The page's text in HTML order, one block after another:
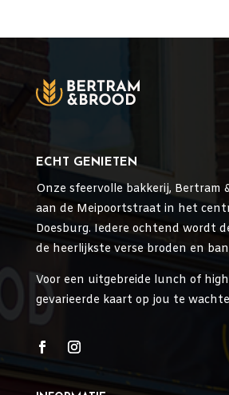
ECHT GENIETEN
Onze sfeervolle bakkerij, Bertram
aan de Meipoortstraat in het
Doesburg. Iedere ochtend wordt
de heerlijkste verse broden en
Voor een uitgebreide lunch of
gevarieerde kaart op jou te